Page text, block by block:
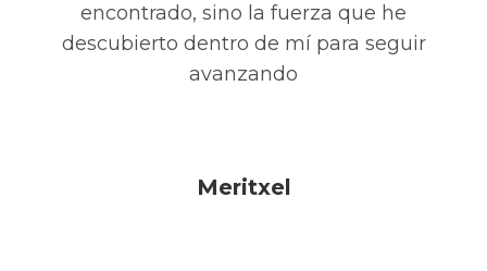
encontrado, sino la fuerza que he
descubierto dentro de mí para seguir
avanzando
Meritxel